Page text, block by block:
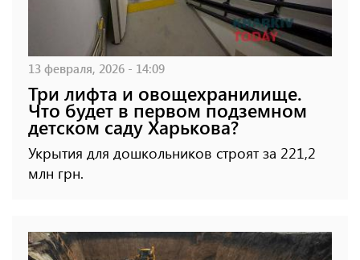
13 февраля, 2026 - 14:09
Три лифта и овощехранилище.
Что будет в первом подземном
детском саду Харькова?
Укрытия для дошкольников строят за 221,2
млн грн.